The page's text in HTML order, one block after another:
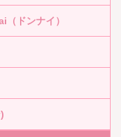
ドンナイ）